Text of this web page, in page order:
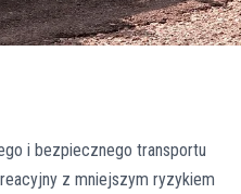
i bezpiecznego transportu
z mniejszym ryzykiem